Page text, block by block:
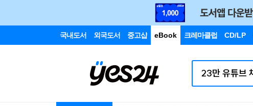
국내도서 외국도서 중고샵 eBook 크레마클럽 CD/LP